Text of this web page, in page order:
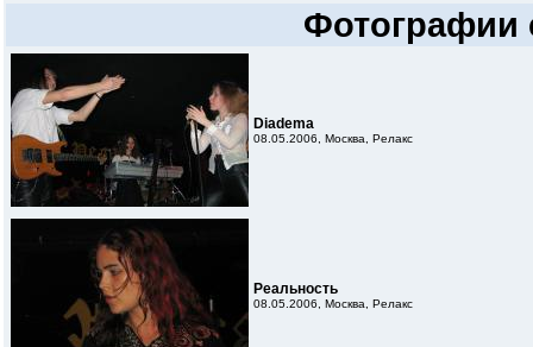
Фотографии
Diadema
08.05.2006, Москва, Релакс
Реальность
08.05.2006, Москва, Релакс